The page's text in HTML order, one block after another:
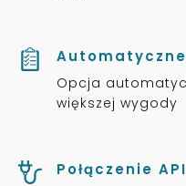
Opcja
większej wygody
Połączenie API